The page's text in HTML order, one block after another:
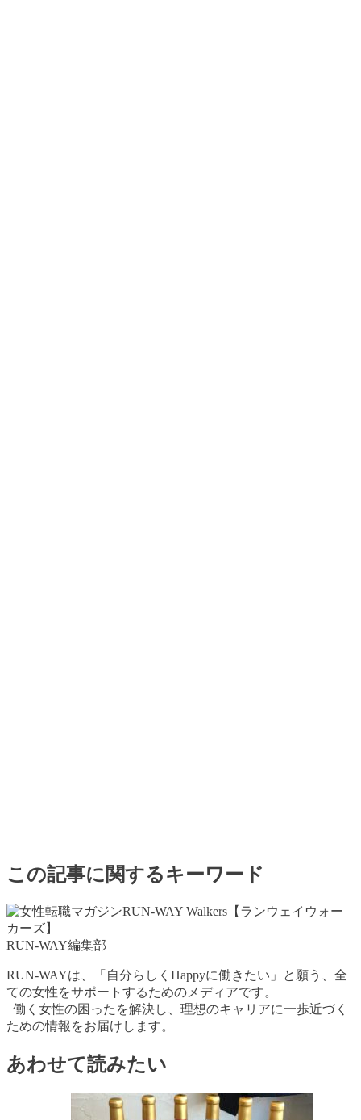
この記事に関するキーワード
RUN-WAY編集部
RUN-WAYは、「自分らしくHappyに働きたい」と願う、全
ての女性をサポートするためのメディアです。
働く女性の困ったを解決し、理想のキャリアに一歩近づく
ための情報をお届けします。
あわせて読みたい